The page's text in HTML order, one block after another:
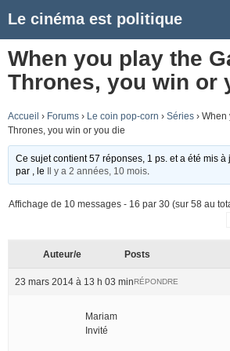
Le cinéma est politique
When you play the
Thrones, you win or
Accueil › Forums › Le coin pop-corn › Séries › When
Thrones, you win or you die
Ce sujet contient 57 réponses, 1 ps. et a été mis
par
, le Il y a 2 années, 10 mois
Affichage de 10 messages - 16 par 30 (sur 58 au
Auteur/e Posts
23 mars 2014 à 13 h 03 minRÉPONDRE
Mariam
Invité